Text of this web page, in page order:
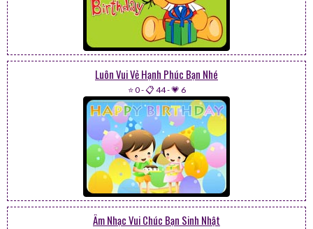
Luôn Vui Vẻ Hạnh Phúc Bạn Nhé
⭐ 0-📋 44-💗 6
Âm Nhạc Vui Chúc Bạn Sinh Nhật